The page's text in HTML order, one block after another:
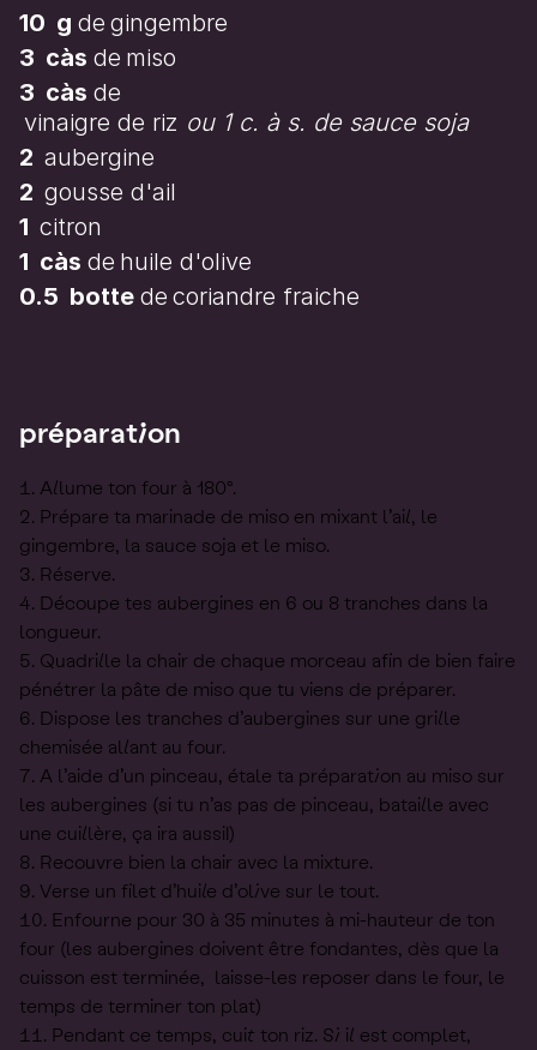
10 g de gingembre
3 càs de miso
3 càs de
vinaigre de riz ou 1 c. à s. de sauce soja
2 aubergine
2 gousse d'ail
1 citron
1 càs de huile d'olive
0.5 botte de coriandre fraiche
préparation
Allume ton four à 180°.
Prépare ta marinade de miso en mixant l’ail, le
gingembre, la sauce soja et le miso.
Réserve.
Découpe tes aubergines en 6 ou 8 tranches dans la
longueur.
Quadrille la chair de chaque morceau afin de bien faire
pénétrer la pâte de miso que tu viens de préparer.
Dispose les tranches d’aubergines sur une grille
chemisée allant au four.
A l’aide d’un pinceau, étale ta préparation au miso sur
les aubergines (si tu n’as pas de pinceau, bataille avec
une cuillère, ça ira aussi!)
Recouvre bien la chair avec la mixture.
Verse un filet d’huile d’olive sur le tout.
Enfourne pour 30 à 35 minutes à mi-hauteur de ton
four (les aubergines doivent être fondantes, dès que la
cuisson est terminée, laisse-les reposer dans le four, le
temps de terminer ton plat)
Pendant ce temps, cuit ton riz. Si il est complet,